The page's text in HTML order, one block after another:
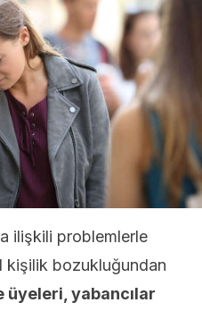
ilişkili problemlerle
kişilik bozukluğundan
üyeleri, yabancılar